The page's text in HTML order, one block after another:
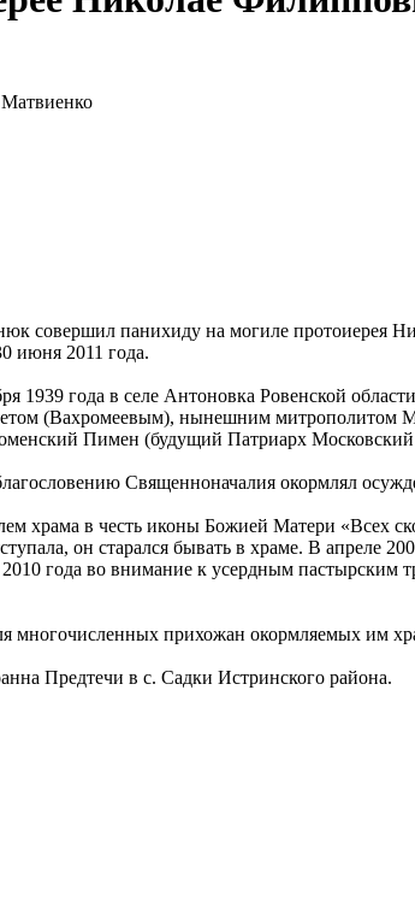
совершил панихиду на могиле протоиерея
июня 2011 года.
года в селе Антоновка Ровенской
(Вахромеевым), нынешним митрополитом
Пимен (будущий Патриарх
Священноначалия окормлял
храма в честь иконы Божией Матери «Всех
он старался бывать в храме. В апреле
года во внимание к усердным пастырским
прихожан окормляемых им
Предтечи в с. Садки Истринского района.